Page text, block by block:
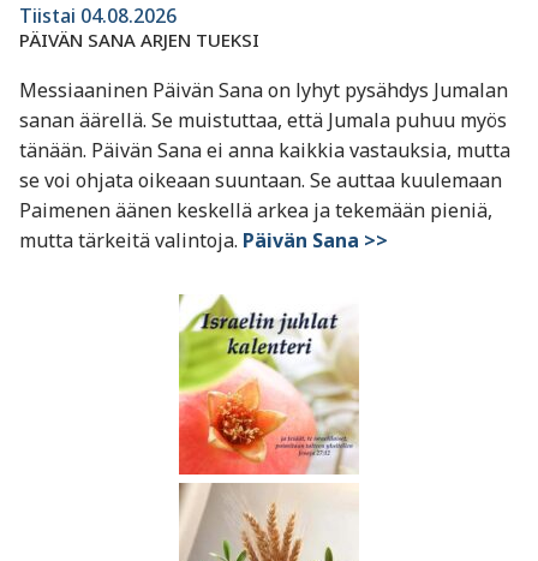
Tiistai 04.08.2026
PÄIVÄN SANA ARJEN TUEKSI
Messiaaninen Päivän Sana on lyhyt pysähdys Jumalan
sanan äärellä. Se muistuttaa, että Jumala puhuu myös
tänään. Päivän Sana ei anna kaikkia vastauksia, mutta
se voi ohjata oikeaan suuntaan. Se auttaa kuulemaan
Paimenen äänen keskellä arkea ja tekemään pieniä,
mutta tärkeitä valintoja. Päivän Sana >>